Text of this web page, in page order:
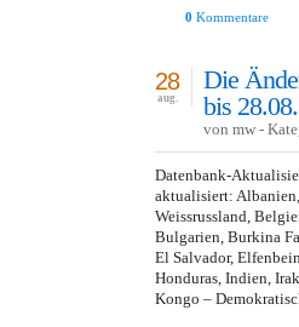
0 Kommentare
Die
bis
28
aug.
von mw -
Datenbank-
aktualisiert:
Weissrussland,
Bulgarien, Burkina
El Salvador,
Honduras, Indien,
Kongo –